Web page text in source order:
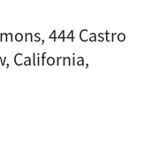
444 Castro
California,